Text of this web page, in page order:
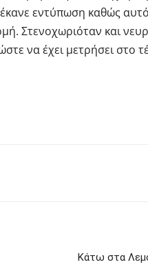
εντύπωση καθώς
Στενοχωριόταν και
να έχει μετρήσει στο
Κάτω στα